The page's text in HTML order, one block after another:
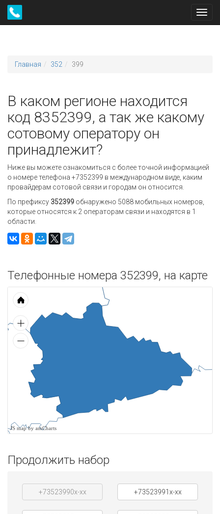
Главная 352 399
В каком регионе находится
код 8352399, а так же какому
сотовому оператору он
принадлежит?
Ниже вы можете ознакомиться с более точной информацией
о номере телефона +7352399 в международном виде, каким
провайдерам сотовой связи и городам он относится.
По префиксу 352399 обнаружено 5088 мобильных номеров,
которые относятся к 2 операторам связи и находятся в 1
области.
Телефонные номера 352399, на карте
JS map by amCharts
Продолжить набор
+73523990x-xx +73523991x-xx